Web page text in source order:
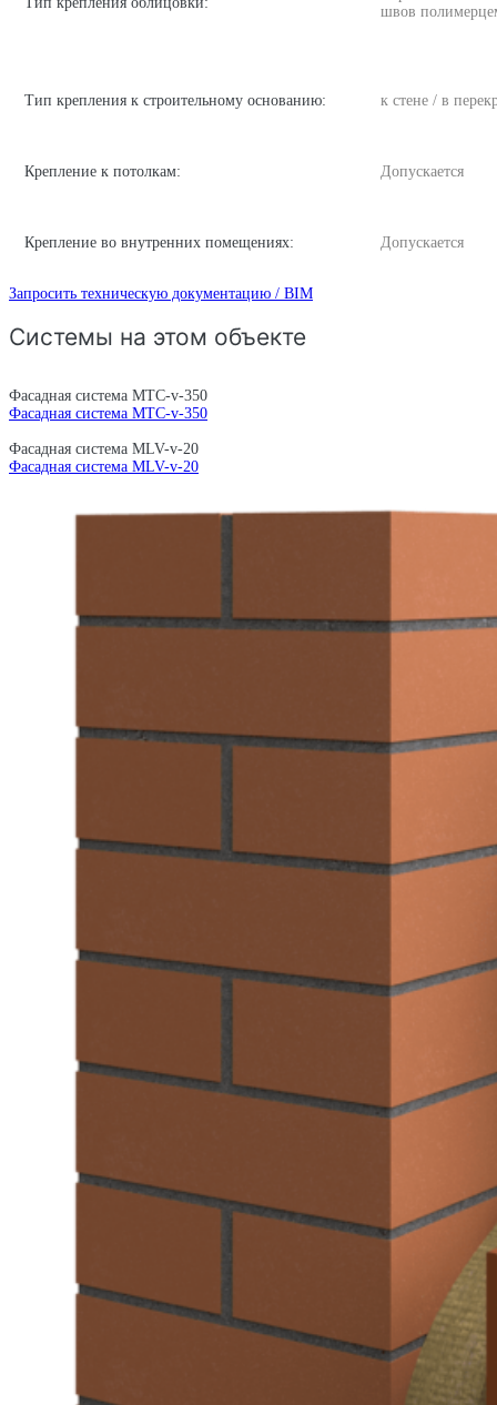
швов
Тип крепления к строительному основанию: к стене / в
Крепление к потолкам: Допускается
Крепление во внутренних помещениях: Допускается
Запросить техническую документацию / BIM
Системы на этом объекте
Фасадная система MTC-v-350
Фасадная система MTC-v-350
Фасадная система MLV-v-20
Фасадная система MLV-v-20